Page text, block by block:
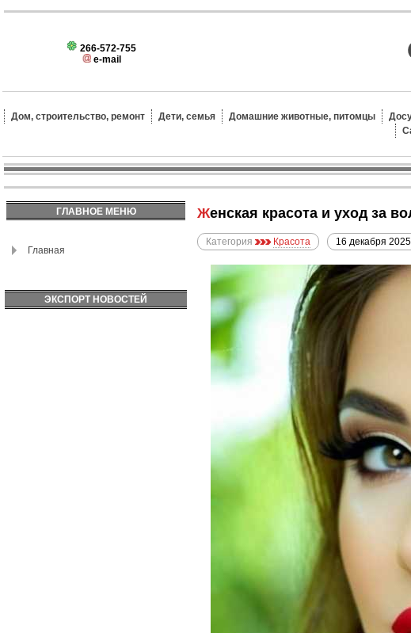
266-572-755
e-mail
Дом, строительство, ремонт Дети, семья Домашние животные, питомцы
ГЛАВНОЕ МЕНЮ
Главная
ЭКСПОРТ НОВОСТЕЙ
Женская красота и уход за
Категория Красота 16 декабря 2025